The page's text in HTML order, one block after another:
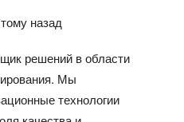
назад
решений в области
Мы
технологии